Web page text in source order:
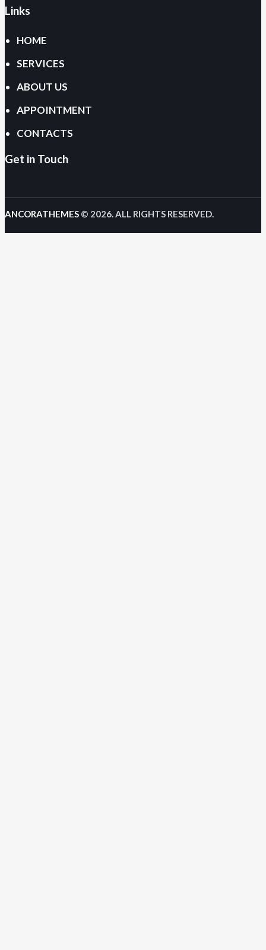
Links
HOME
SERVICES
ABOUT US
APPOINTMENT
CONTACTS
Get in Touch
ANCORATHEMES © 2026. ALL RIGHTS RESERVED.